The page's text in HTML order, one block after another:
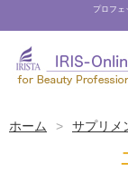
プロフェ
ホーム サプリメ